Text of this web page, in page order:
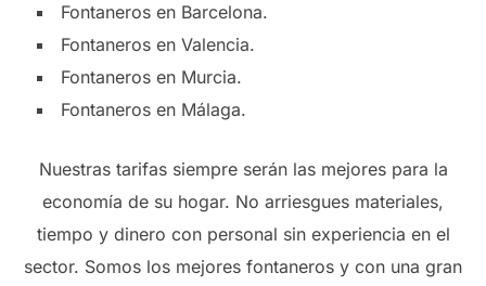
Fontaneros en Barcelona.
Fontaneros en Valencia.
Fontaneros en Murcia.
Fontaneros en Málaga.
Nuestras tarifas siempre serán las mejores para la
economía de su hogar. No arriesgues materiales,
tiempo y dinero con personal sin experiencia en el
sector. Somos los mejores fontaneros y con una gran